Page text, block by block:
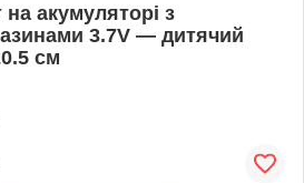
акумуляторі з
3.7V — дитячий
см